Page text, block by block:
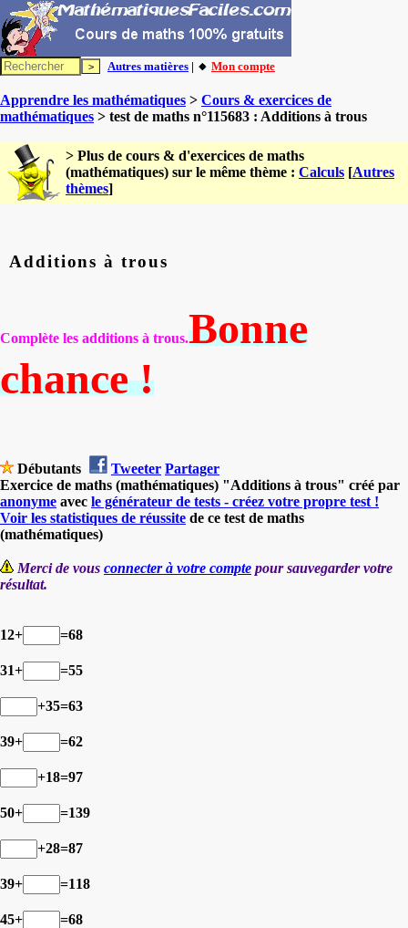
Autres matières | 🔸 Mon compte
Apprendre les mathématiques > Cours & exercices de
mathématiques > test de maths n°115683 : Additions à trous
> Plus de cours & d'exercices de maths
(mathématiques) sur le même thème : Calculs [Autres
thèmes]
Additions à trous
Complète les additions à trous.Bonne
chance !
Débutants Tweeter Partager
Exercice de maths (mathématiques) "Additions à trous" créé par
anonyme avec le générateur de tests - créez votre propre test !
Voir les statistiques de réussite de ce test de maths
(mathématiques)
Merci de vous connecter à votre compte pour sauvegarder votre
résultat.
12+ =68
31+ =55
+35=63
39+ =62
+18=97
50+ =139
+28=87
39+ =118
45+ =68